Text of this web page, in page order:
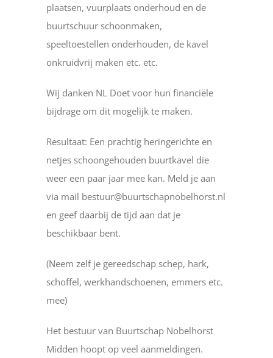
plaatsen, vuurplaats onderhoud en de
buurtschuur schoonmaken,
speeltoestellen onderhouden, de kavel
onkruidvrij maken etc. etc.
Wij danken NL Doet voor hun financiële
bijdrage om dit mogelijk te maken.
Resultaat: Een prachtig heringerichte en
netjes schoongehouden buurtkavel die
weer een paar jaar mee kan. Meld je aan
via mail bestuur@buurtschapnobelhorst.nl
en geef daarbij de tijd aan dat je
beschikbaar bent.
(Neem zelf je gereedschap schep, hark,
schoffel, werkhandschoenen, emmers etc.
mee)
Het bestuur van Buurtschap Nobelhorst
Midden hoopt op veel aanmeldingen.